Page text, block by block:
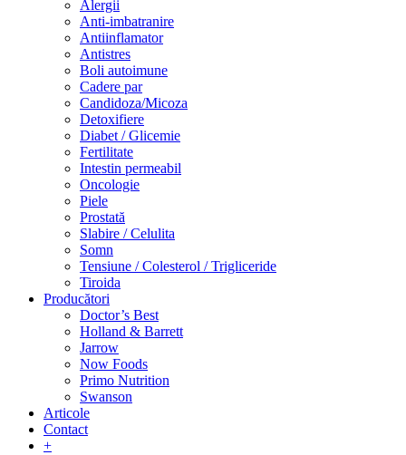
Alergii
Anti-imbatranire
Antiinflamator
Antistres
Boli autoimune
Cadere par
Candidoza/Micoza
Detoxifiere
Diabet / Glicemie
Fertilitate
Intestin permeabil
Oncologie
Piele
Prostată
Slabire / Celulita
Somn
Tensiune / Colesterol / Trigliceride
Tiroida
Producători
Doctor’s Best
Holland & Barrett
Jarrow
Now Foods
Primo Nutrition
Swanson
Articole
Contact
+